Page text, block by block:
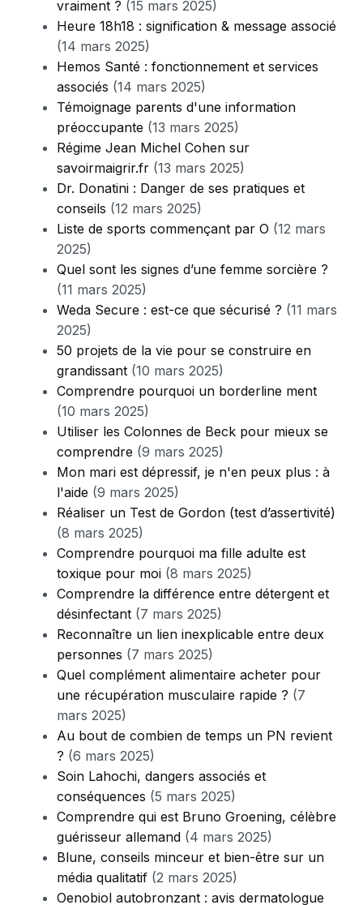
vraiment ? (15 mars 2025)
Heure 18h18 : signification & message associé
(14 mars 2025)
Hemos Santé : fonctionnement et services
associés (14 mars 2025)
Témoignage parents d'une information
préoccupante (13 mars 2025)
Régime Jean Michel Cohen sur
savoirmaigrir.fr (13 mars 2025)
Dr. Donatini : Danger de ses pratiques et
conseils (12 mars 2025)
Liste de sports commençant par O (12 mars
2025)
Quel sont les signes d’une femme sorcière ?
(11 mars 2025)
Weda Secure : est-ce que sécurisé ? (11 mars
2025)
50 projets de la vie pour se construire en
grandissant (10 mars 2025)
Comprendre pourquoi un borderline ment
(10 mars 2025)
Utiliser les Colonnes de Beck pour mieux se
comprendre (9 mars 2025)
Mon mari est dépressif, je n'en peux plus : à
l'aide (9 mars 2025)
Réaliser un Test de Gordon (test d’assertivité)
(8 mars 2025)
Comprendre pourquoi ma fille adulte est
toxique pour moi (8 mars 2025)
Comprendre la différence entre détergent et
désinfectant (7 mars 2025)
Reconnaître un lien inexplicable entre deux
personnes (7 mars 2025)
Quel complément alimentaire acheter pour
une récupération musculaire rapide ? (7
mars 2025)
Au bout de combien de temps un PN revient
? (6 mars 2025)
Soin Lahochi, dangers associés et
conséquences (5 mars 2025)
Comprendre qui est Bruno Groening, célèbre
guérisseur allemand (4 mars 2025)
Blune, conseils minceur et bien-être sur un
média qualitatif (2 mars 2025)
Oenobiol autobronzant : avis dermatologue